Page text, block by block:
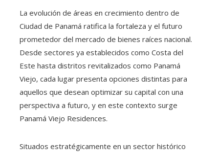
La evolución de áreas en crecimiento dentro de
Ciudad de Panamá ratifica la fortaleza y el futuro
prometedor del mercado de bienes raíces nacional.
Desde sectores ya establecidos como Costa del
Este hasta distritos revitalizados como Panamá
Viejo, cada lugar presenta opciones distintas para
aquellos que desean optimizar su capital con una
perspectiva a futuro, y en este contexto surge
Panamá Viejo Residences.
Situados estratégicamente en un sector histórico